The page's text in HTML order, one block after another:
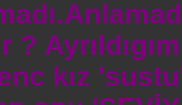
?
kız